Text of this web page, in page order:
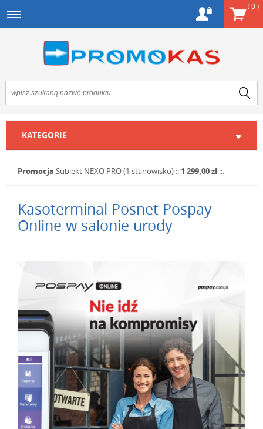
(0)
KATEGORIE
Promocja Subiekt NEXO PRO (1 stanowisko) :: 1 299,00 zł ::.
Kasoterminal Posnet Pospay
Online w salonie urody